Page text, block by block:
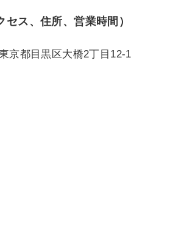
セス、住所、営業時間）
京都目黒区大橋2丁目12-1